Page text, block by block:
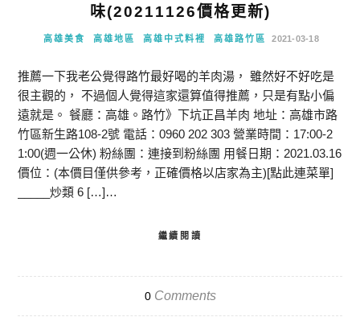
味(20211126價格更新)
高雄美食 高雄地區 高雄中式料裡 高雄路竹區 2021-03-18
推薦一下我老公覺得路竹最好喝的羊肉湯， 雖然好不好吃是
很主觀的， 不過個人覺得這家還算值得推薦，只是有點小偏
遠就是。 餐廳：高雄。路竹》下坑正昌羊肉 地址：高雄市路
竹區新生路108-2號 電話：0960 202 303 營業時間：17:00-2
1:00(週一公休) 粉絲團：連接到粉絲團 用餐日期：2021.03.16
價位：(本價目僅供參考，正確價格以店家為主)[點此連菜單]
_____炒類 6 […]…
繼續閱讀
0Comments